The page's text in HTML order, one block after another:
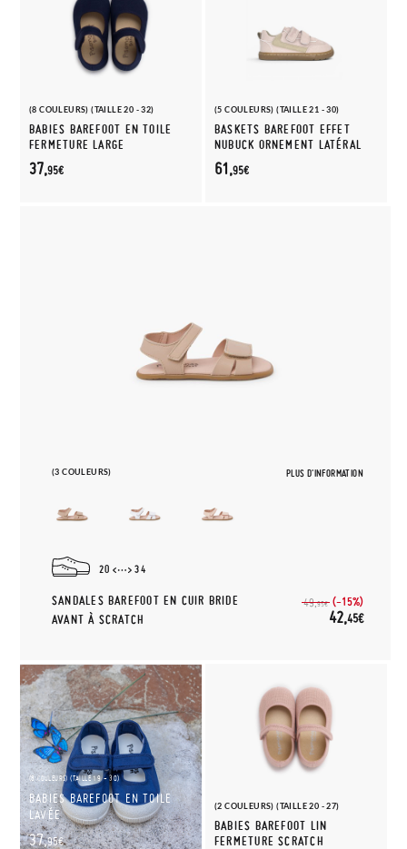
(8 COULEURS) (TAILLE 20 - 32)
BABIES BAREFOOT EN TOILE
FERMETURE LARGE
37,95€
(5 COULEURS) (TAILLE 21 - 30)
BASKETS BAREFOOT EFFET
NUBUCK ORNEMENT LATÉRAL
61,95€
(3 COULEURS) PLUS D'INFORMATION
20 34
SANDALES BAREFOOT EN CUIR BRIDE
AVANT À SCRATCH
49,95€ (-15%)
42,45€
(8 COULEURS) (TAILLE 19 - 30)
BABIES BAREFOOT EN TOILE
LAVÉE
37,95€
(2 COULEURS) (TAILLE 20 - 27)
BABIES BAREFOOT LIN
FERMETURE SCRATCH